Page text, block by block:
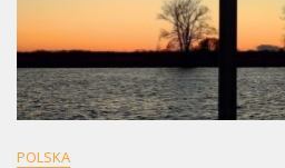
POLSKA